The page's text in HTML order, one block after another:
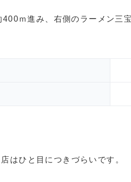
ｍ進み、右側のラーメン三
はひと目につきづらいです。